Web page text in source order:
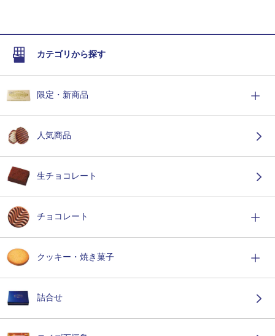
カテゴリから探す
限定・新商品
人気商品
生チョコレート
チョコレート
クッキー・焼き菓子
詰合せ